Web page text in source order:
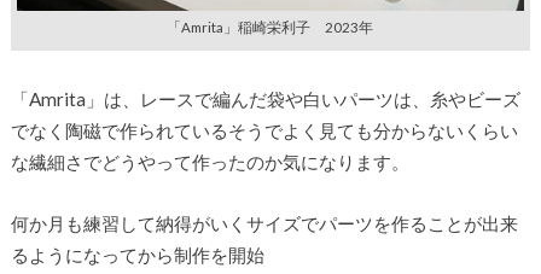
「Amrita」稲崎栄利子 2023年
「Amrita」は、レースで編んだ袋や白いパーツは、糸やビーズ
でなく陶磁で作られているそうでよく見ても分からないくらい
な繊細さでどうやって作ったのか気になります。
何か月も練習して納得がいくサイズでパーツを作ることが出来
るようになってから制作を開始